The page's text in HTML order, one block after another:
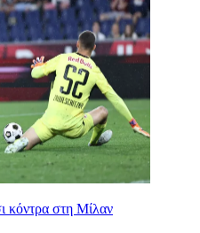
κόντρα στη Μίλαν